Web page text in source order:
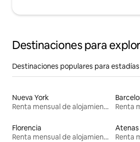
Destinaciones para
Destinaciones populares para
Nueva York
Renta mensual de alojamientos
Florencia
Renta mensual de alojamientos
Atenas